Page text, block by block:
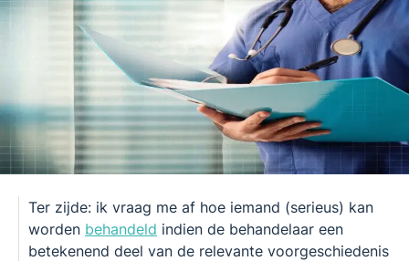
Ter zijde: ik vraag me af hoe iemand (serieus) kan
worden behandeld indien de behandelaar een
betekenend deel van de relevante voorgeschiedenis